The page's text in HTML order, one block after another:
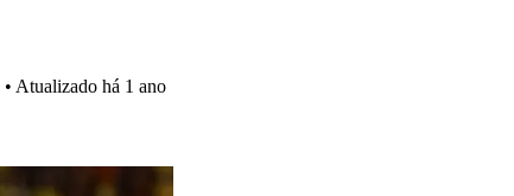
• Atualizado há 1 ano